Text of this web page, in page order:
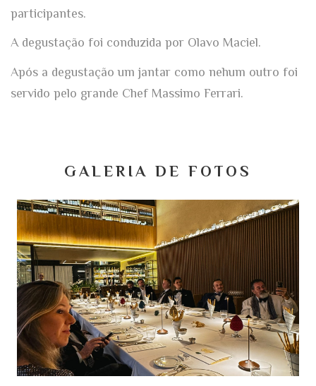
participantes.
A degustação foi conduzida por Olavo Maciel.
Após a degustação um jantar como nehum outro foi
servido pelo grande Chef Massimo Ferrari.
GALERIA DE FOTOS